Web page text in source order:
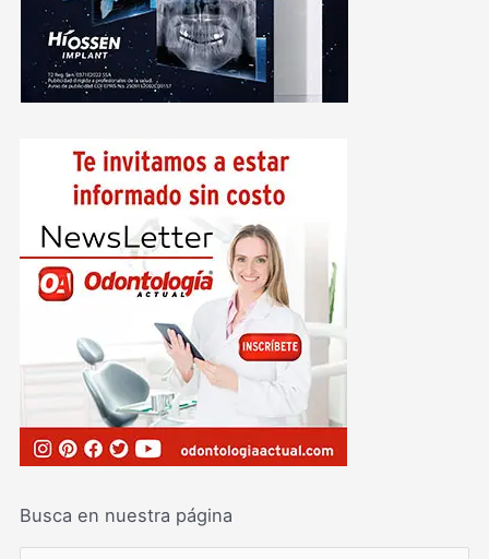
Busca en nuestra página